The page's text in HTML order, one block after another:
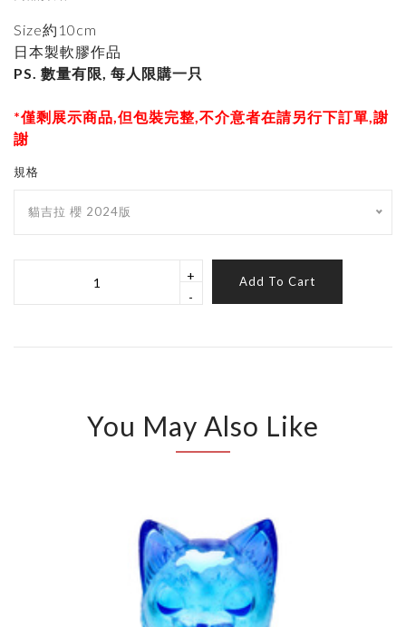
Size約10cm
日本製軟膠作品
PS. 數量有限, 每人限購一只
*僅剩展示商品,但包裝完整,不介意者在請另行下訂單,謝
謝
規格
貓吉拉 櫻 2024版
+
-
Add To Cart
You May Also Like